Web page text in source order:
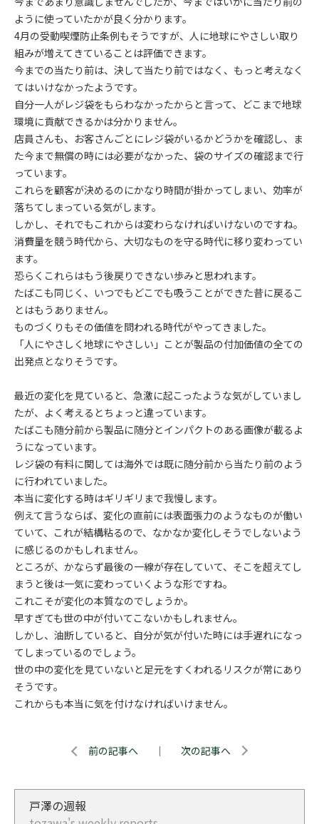
ように使っていたかが良く分かります。
4月の受動喫煙防止条例もそうですが、人に地球にやさしい取り
組みが増えてきていることは評価できます。
今までの当たり前は、決して当たり前ではなく、もっと考えなく
てはいけなかったようです。
自分一人がレジ袋をもらわなかったからと言って、どこまで地球
環境に貢献できるかは分かりません。
店員さんも、お客さんごとにレジ袋がいるかどうかを確認し、ま
た今まで無償の時には必要がなかった、袋のサイズの確認まで行
っています。
これらを顧客が決めるのにかなり時間が掛かってしまい、効率が
落ちてしまっている気がします。
しかし、それでもこれからは変わらなければいけないのですね。
消費量を競う時代から、大切なものを守る時代に移り変わってい
ます。
恐らくこれらはもう後戻りできない歩みと思われます。
たばこも同じく、いつでもどこでも吸うことができた昔に戻るこ
とはもうありません。
ものづくりもその価値を問われる時代がやってきました。
「人にやさしく地球にやさしい」ことが製品の付加価値の全ての
出発点となりそうです。
最近の変化を見ていると、急激に起こったような気がしていまし
たが、よく考えるとちょっと違っています。
たばこも随分前から製品に随分とインパクトのある画像が載るよ
うになっています。
レジ袋の有料に関しては海外では既に随分前から当たり前のよう
に行われていました。
本当に変化する時はギリギリまで我慢します。
例えて言うならば、変化の直前には表面張力のようなものが働い
ていて、これが結構粘るので、なかなか変化しそうでしないよう
に感じるのかもしれません。
ところが、かならず最後の一線が存在していて、そこを超えてし
まうと後は一気に変わっていくような形ですね。
これこそが変化の本質なのでしょうか。
早すぎても世の中が付いてこないかもしれません。
しかし、油断していると、自分が気が付いた時には手遅れになっ
てしまっているのでしょう。
世の中の変化を見ていないと足元をすくわれるリスクが常にあり
そうです。
これからも本当に気を付けなければいけません。
前の記事へ ｜ 次の記事へ
戸澤の週報